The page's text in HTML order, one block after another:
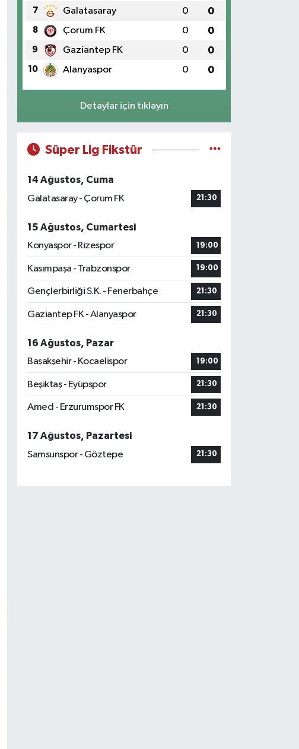
7 Galatasaray 0 0
8 Çorum FK 0 0
9 Gaziantep FK 0 0
10 Alanyaspor 0 0
Detaylar için tıklayın
Süper Lig Fikstür
14 Ağustos, Cuma
Galatasaray - Çorum FK
21:30
15 Ağustos, Cumartesi
Konyaspor - Rizespor
19:00
Kasımpaşa - Trabzonspor 19:00
Gençlerbirliği S.K. - Fenerbahçe 21:30
Gaziantep FK - Alanyaspor 21:30
16 Ağustos, Pazar
Başakşehir - Kocaelispor
19:00
Beşiktaş - Eyüpspor 21:30
Amed - Erzurumspor FK 21:30
17 Ağustos, Pazartesi
Samsunspor - Göztepe
21:30